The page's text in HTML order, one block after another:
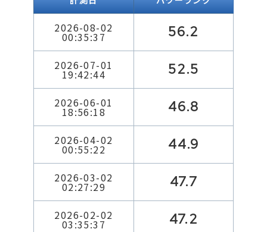
2026-08-02
00:35:37 56.2
2026-07-01
19:42:44 52.5
2026-06-01
18:56:18 46.8
2026-04-02
00:55:22 44.9
2026-03-02
02:27:29 47.7
2026-02-02
03:35:37 47.2